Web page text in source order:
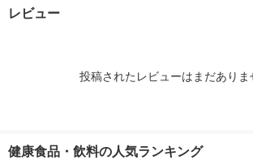
レビュー
投稿されたレビューはまだありま
健康食品・飲料の人気ランキング